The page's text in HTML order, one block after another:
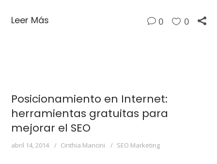
Leer Más 0 0
Posicionamiento en Internet:
herramientas gratuitas para
mejorar el SEO
abril 14, 2014 Cinthia Mancini SEO Marketing